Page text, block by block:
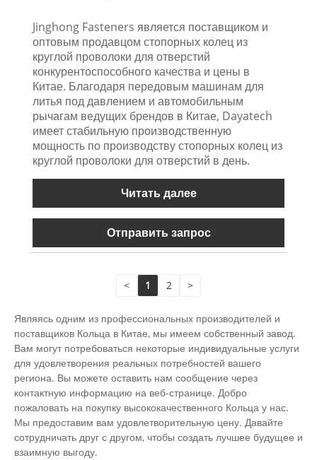
Jinghong Fasteners является поставщиком и
оптовым продавцом стопорных колец из
круглой проволоки для отверстий
конкурентоспособного качества и цены в
Китае. Благодаря передовым машинам для
литья под давлением и автомобильным
рычагам ведущих брендов в Китае, Dayatech
имеет стабильную производственную
мощность по производству стопорных колец из
круглой проволоки для отверстий в день.
Читать далее
Отправить запрос
< 1 2 >
Являясь одним из профессиональных производителей и
поставщиков Кольца в Китае, мы имеем собственный завод.
Вам могут потребоваться некоторые индивидуальные услуги
для удовлетворения реальных потребностей вашего
региона. Вы можете оставить нам сообщение через
контактную информацию на веб-странице. Добро
пожаловать на покупку высококачественного Кольца у нас.
Мы предоставим вам удовлетворительную цену. Давайте
сотрудничать друг с другом, чтобы создать лучшее будущее и
взаимную выгоду.